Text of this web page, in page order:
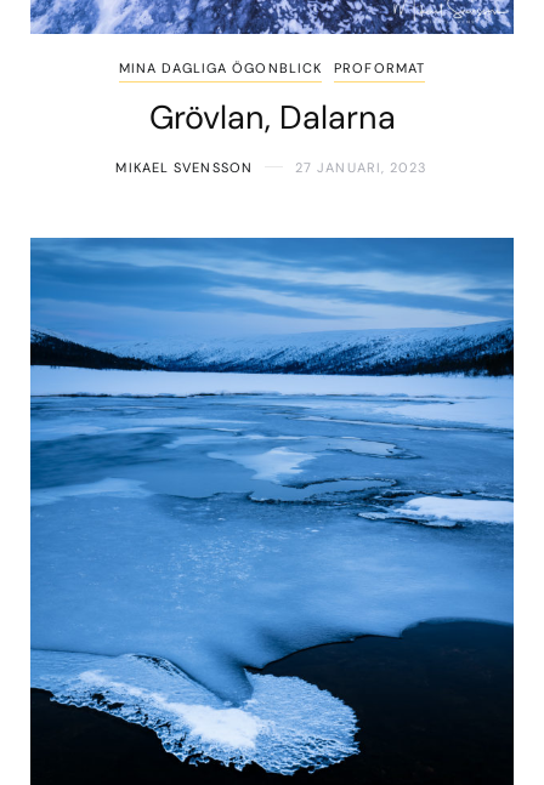
MINA DAGLIGA ÖGONBLICK PROFORMAT
Grövlan, Dalarna
MIKAEL SVENSSON 27 JANUARI, 2023